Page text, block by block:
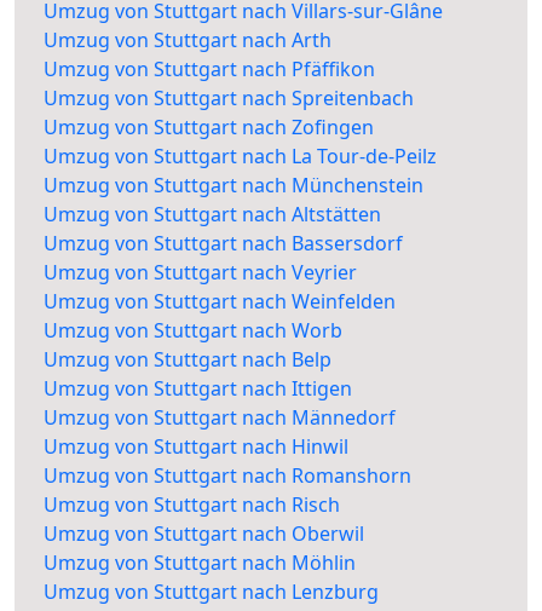
Umzug von Stuttgart nach Villars-sur-Glâne
Umzug von Stuttgart nach Arth
Umzug von Stuttgart nach Pfäffikon
Umzug von Stuttgart nach Spreitenbach
Umzug von Stuttgart nach Zofingen
Umzug von Stuttgart nach La Tour-de-Peilz
Umzug von Stuttgart nach Münchenstein
Umzug von Stuttgart nach Altstätten
Umzug von Stuttgart nach Bassersdorf
Umzug von Stuttgart nach Veyrier
Umzug von Stuttgart nach Weinfelden
Umzug von Stuttgart nach Worb
Umzug von Stuttgart nach Belp
Umzug von Stuttgart nach Ittigen
Umzug von Stuttgart nach Männedorf
Umzug von Stuttgart nach Hinwil
Umzug von Stuttgart nach Romanshorn
Umzug von Stuttgart nach Risch
Umzug von Stuttgart nach Oberwil
Umzug von Stuttgart nach Möhlin
Umzug von Stuttgart nach Lenzburg